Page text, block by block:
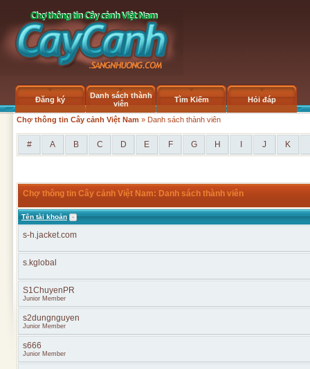
Đăng ký
Danh sách thành
viên
Tìm Kiếm Hỏi đáp
Chợ thông tin Cây cảnh Việt Nam » Danh sách thành viên
# A B C D E F G H J K
Chợ thông tin Cây cảnh Việt Nam: Danh sách thành viên
Tên tài khoản
s-h.jacket.com
s.kglobal
S1ChuyenPR
Junior Member
s2dungnguyen
Junior Member
s666
Junior Member